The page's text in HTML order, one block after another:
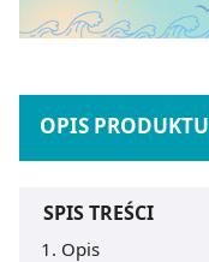
OPIS PRODUKTU
SPIS TREŚCI
Opis